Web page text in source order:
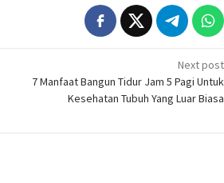
Next post
7 Manfaat Bangun Tidur Jam 5 Pagi Untuk
Kesehatan Tubuh Yang Luar Biasa